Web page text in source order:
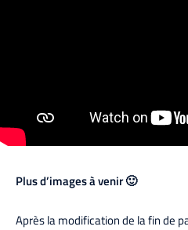
Plus d’images à venir 🙂
Après la modification de la fin de